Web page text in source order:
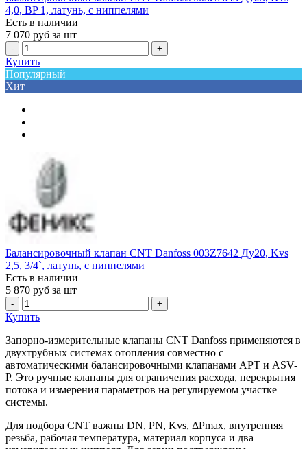
4,0, BP 1, латунь, с ниппелями
Есть в наличии
7 070 руб за шт
- +
Купить
Популярный
Хит
Балансировочный клапан CNT Danfoss 003Z7642 Ду20, Kvs
2,5, 3/4`, латунь, с ниппелями
Есть в наличии
5 870 руб за шт
- +
Купить
Запорно-измерительные клапаны CNT Danfoss применяются в
двухтрубных системах отопления совместно с
автоматическими балансировочными клапанами APT и ASV-
P. Это ручные клапаны для ограничения расхода, перекрытия
потока и измерения параметров на регулируемом участке
системы.
Для подбора CNT важны DN, PN, Kvs, ΔPmax, внутренняя
резьба, рабочая температура, материал корпуса и два